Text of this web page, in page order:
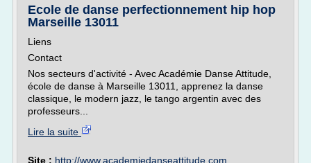
Ecole de danse perfectionnement hip hop
Marseille 13011
Liens
Contact
Nos secteurs d'activité - Avec Académie Danse Attitude,
école de danse à Marseille 13011, apprenez la danse
classique, le modern jazz, le tango argentin avec des
professeurs...
Lire la suite
Site : http://www.academiedanseattitude.com